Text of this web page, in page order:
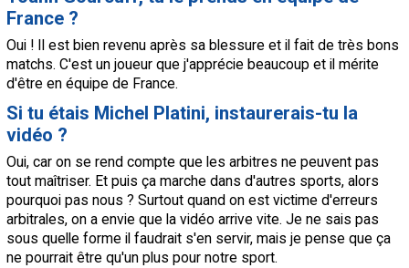
France ?
Oui ! Il est bien revenu après sa blessure et il fait de très bons
matchs. C'est un joueur que j'apprécie beaucoup et il mérite
d'être en équipe de France.
Si tu étais Michel Platini, instaurerais-tu la
vidéo ?
Oui, car on se rend compte que les arbitres ne peuvent pas
tout maîtriser. Et puis ça marche dans d'autres sports, alors
pourquoi pas nous ? Surtout quand on est victime d'erreurs
arbitrales, on a envie que la vidéo arrive vite. Je ne sais pas
sous quelle forme il faudrait s'en servir, mais je pense que ça
ne pourrait être qu'un plus pour notre sport.